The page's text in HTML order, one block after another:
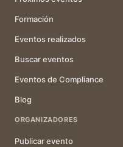
Formación
Eventos realizados
Buscar eventos
Eventos de Compliance
Blog
ORGANIZADORES
Publicar evento